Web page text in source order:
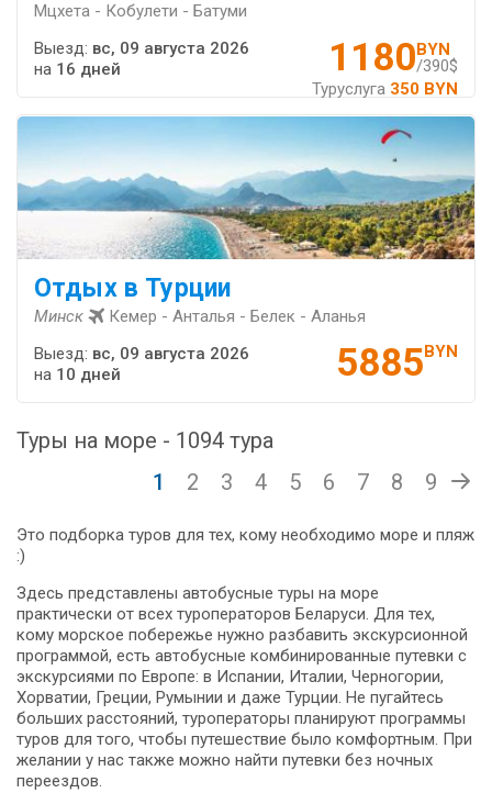
Мцхета - Кобулети - Батуми
1180BYN
/390$
Туруслуга 350 BYN
Выезд: вс, 09 августа 2026
на 16 дней
Отдых в Турции
Минск Кемер - Анталья - Белек - Аланья
5885BYN
Выезд: вс, 09 августа 2026
на 10 дней
Туры на море - 1094 тура
1
2 3 4 5 6 7 8 9
Это подборка туров для тех, кому необходимо море и пляж
:)
Здесь представлены автобусные туры на море
практически от всех туроператоров Беларуси. Для тех,
кому морское побережье нужно разбавить экскурсионной
программой, есть автобусные комбинированные путевки с
экскурсиями по Европе: в Испании, Италии, Черногории,
Хорватии, Греции, Румынии и даже Турции. Не пугайтесь
больших расстояний, туроператоры планируют программы
туров для того, чтобы путешествие было комфортным. При
желании у нас также можно найти путевки без ночных
переездов.